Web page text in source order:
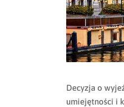
Decyzja o
umiejętności i